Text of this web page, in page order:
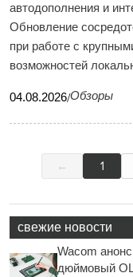
автодополнения и
Обновление
при работе с
возможностей
04.08.2026/Обзоры
← 1
свежие новости
Wacom
дюймовый